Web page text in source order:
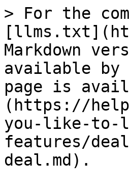
> For the
Markdown
available by
page is
(https://
you-like-to-
features/
deal.md).